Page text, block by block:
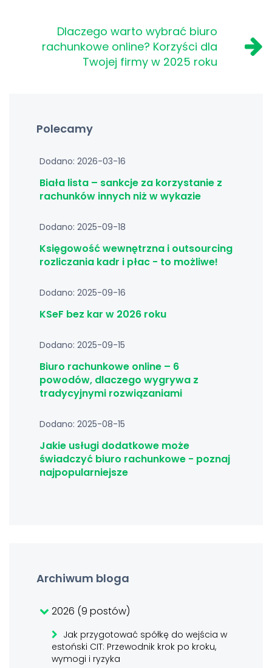
Dlaczego warto wybrać biuro
rachunkowe online? Korzyści dla
Twojej firmy w 2025 roku
Polecamy
Dodano: 2026-03-16
Biała lista – sankcje za korzystanie z
rachunków innych niż w wykazie
Dodano: 2025-09-18
Księgowość wewnętrzna i outsourcing
rozliczania kadr i płac - to możliwe!
Dodano: 2025-09-16
KSeF bez kar w 2026 roku
Dodano: 2025-09-15
Biuro rachunkowe online – 6
powodów, dlaczego wygrywa z
tradycyjnymi rozwiązaniami
Dodano: 2025-08-15
Jakie usługi dodatkowe może
świadczyć biuro rachunkowe - poznaj
najpopularniejsze
Archiwum bloga
2026 (9 postów)
Jak przygotować spółkę do wejścia w
estoński CIT: Przewodnik krok po kroku,
wymogi i ryzyka